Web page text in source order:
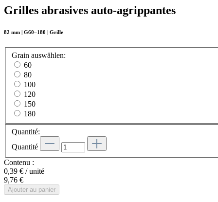
Grilles abrasives auto-agrippantes
82 mm | G60–180 | Grille
Grain auswählen:
60
80
100
120
150
180
Quantité:
Quantité
Contenu :
0,39 € / unité
9,76 €
Ajouter au panier